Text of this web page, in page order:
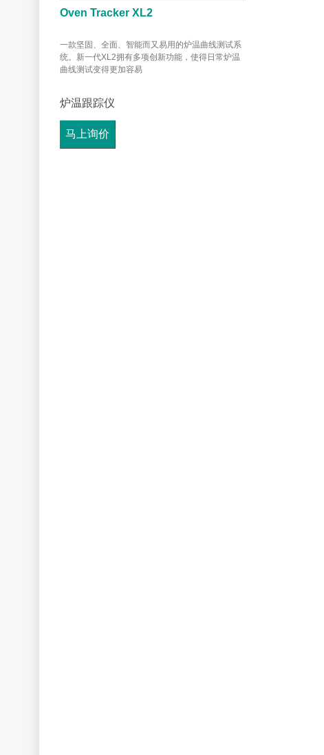
Oven Tracker XL2
一款坚固、全面、智能而又易用的炉温曲线测试系
统。新一代XL2拥有多项创新功能，使得日常炉温
曲线测试变得更加容易
炉温跟踪仪
马上询价